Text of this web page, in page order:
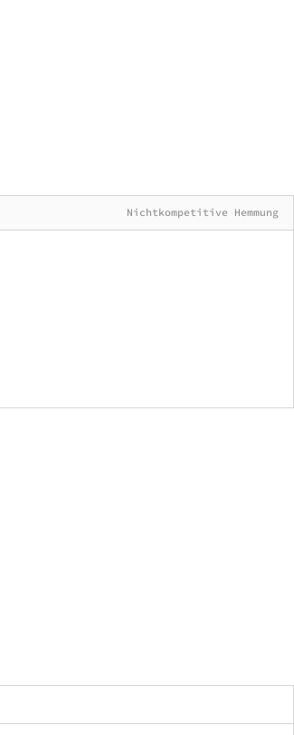
Nichtkompetitive Hemmung